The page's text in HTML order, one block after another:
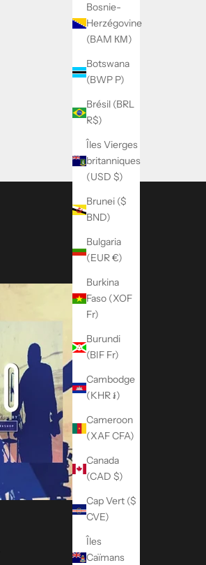
Bosnie-
Herzégovine
(BAM КМ)
Botswana
(BWP P)
Brésil (BRL
R$)
Îles Vierges
britanniques
(USD $)
Brunei ($
BND)
Bulgaria
(EUR €)
Burkina
Faso (XOF
Fr)
Burundi
(BIF Fr)
Cambodge
(KHR ៛)
Cameroon
(XAF CFA)
Canada
(CAD $)
Cap Vert ($
CVE)
Îles
Caïmans